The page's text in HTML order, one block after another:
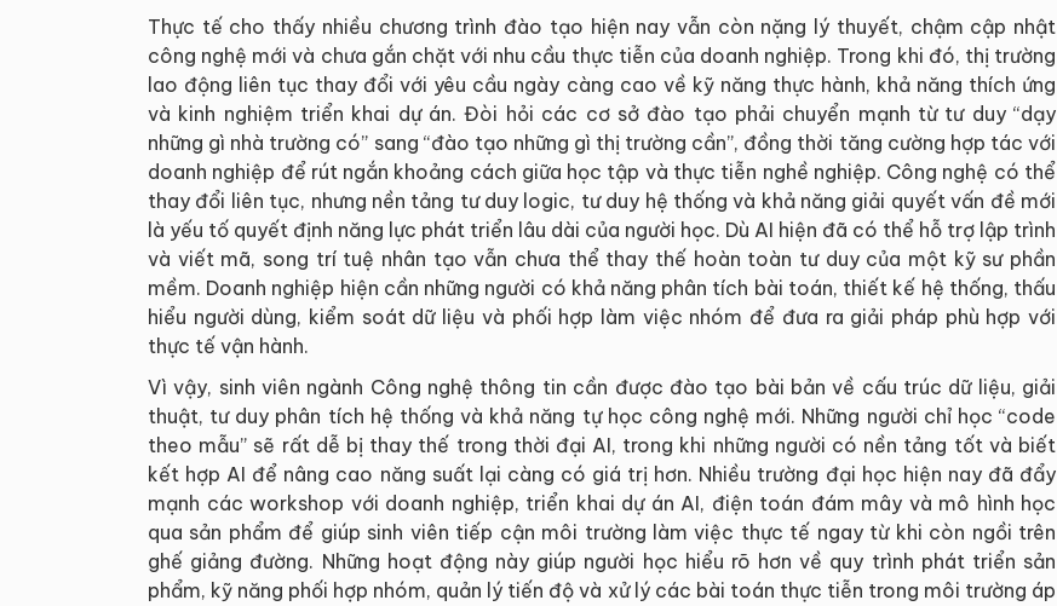
Thực tế cho thấy nhiều chương trình đào tạo hiện nay vẫn còn nặng lý thuyết, chậm cập nhật
công nghệ mới và chưa gắn chặt với nhu cầu thực tiễn của doanh nghiệp. Trong khi đó, thị trường
lao động liên tục thay đổi với yêu cầu ngày càng cao về kỹ năng thực hành, khả năng thích ứng
và kinh nghiệm triển khai dự án. Đòi hỏi các cơ sở đào tạo phải chuyển mạnh từ tư duy “dạy
những gì nhà trường có” sang “đào tạo những gì thị trường cần”, đồng thời tăng cường hợp tác với
doanh nghiệp để rút ngắn khoảng cách giữa học tập và thực tiễn nghề nghiệp. Công nghệ có thể
thay đổi liên tục, nhưng nền tảng tư duy logic, tư duy hệ thống và khả năng giải quyết vấn đề mới
là yếu tố quyết định năng lực phát triển lâu dài của người học. Dù AI hiện đã có thể hỗ trợ lập trình
và viết mã, song trí tuệ nhân tạo vẫn chưa thể thay thế hoàn toàn tư duy của một kỹ sư phần
mềm. Doanh nghiệp hiện cần những người có khả năng phân tích bài toán, thiết kế hệ thống, thấu
hiểu người dùng, kiểm soát dữ liệu và phối hợp làm việc nhóm để đưa ra giải pháp phù hợp với
thực tế vận hành.
Vì vậy, sinh viên ngành Công nghệ thông tin cần được đào tạo bài bản về cấu trúc dữ liệu, giải
thuật, tư duy phân tích hệ thống và khả năng tự học công nghệ mới. Những người chỉ học “code
theo mẫu” sẽ rất dễ bị thay thế trong thời đại AI, trong khi những người có nền tảng tốt và biết
kết hợp AI để nâng cao năng suất lại càng có giá trị hơn. Nhiều trường đại học hiện nay đã đẩy
mạnh các workshop với doanh nghiệp, triển khai dự án AI, điện toán đám mây và mô hình học
qua sản phẩm để giúp sinh viên tiếp cận môi trường làm việc thực tế ngay từ khi còn ngồi trên
ghế giảng đường. Những hoạt động này giúp người học hiểu rõ hơn về quy trình phát triển sản
phẩm, kỹ năng phối hợp nhóm, quản lý tiến độ và xử lý các bài toán thực tiễn trong môi trường áp